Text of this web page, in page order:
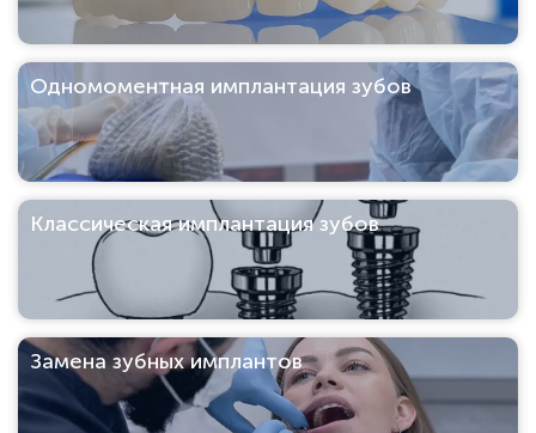
Одномоментная имплантация зубов
Классическая имплантация зубов
Замена зубных имплантов